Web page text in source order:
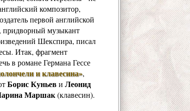
композитор,
первой английской
придворный музыкант
Шекспира, писал
Итак, фрагмент
в романе Германа Гессе
и клавесина»,
Борис Куньеви Леонид
Маршак(клавесин).